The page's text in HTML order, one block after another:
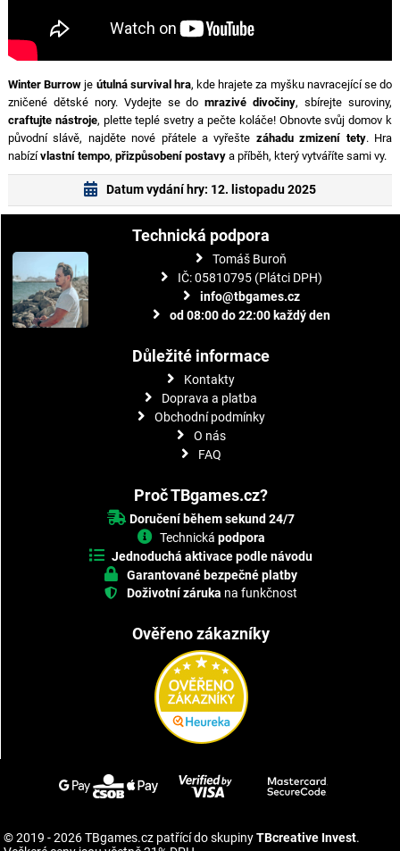
Winter Burrow je útulná survival hra, kde hrajete za myšku navracející se do
zničené dětské nory. Vydejte se domrazivé divočiny, sbírejte suroviny,
craftujte nástroje, plette teplé svetry a pečte koláče! Obnovte svůj domov k
původní slávě, najděte nové přátele a vyřešte záhadu zmizení tety. Hra
nabízívlastní tempo, přizpůsobení postavya příběh, který vytváříte sami vy.
Datum vydání hry: 12. listopadu 2025
Technická podpora
Tomáš Buroň
IČ: 05810795 (Plátci DPH)
info@tbgames.cz
od 08:00 do 22:00 každý den
Důležité informace
Kontakty
Doprava a platba
Obchodní podmínky
O nás
FAQ
Proč TBgames.cz?
Doručení během sekund 24/7
Technická podpora
Jednoduchá aktivace podle návodu
Garantované bezpečné platby
Doživotní záruka na funkčnost
Ověřeno zákazníky
© 2019 - 2026 TBgames.cz patřící do skupinyTBcreative Invest.